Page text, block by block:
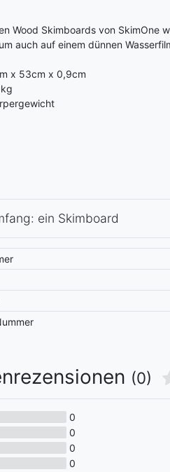
Wood Skimboards von
auch auf einem dünnen
x 53cm x 0,9cm
ein Skimboard
(0)
0
0
0
0